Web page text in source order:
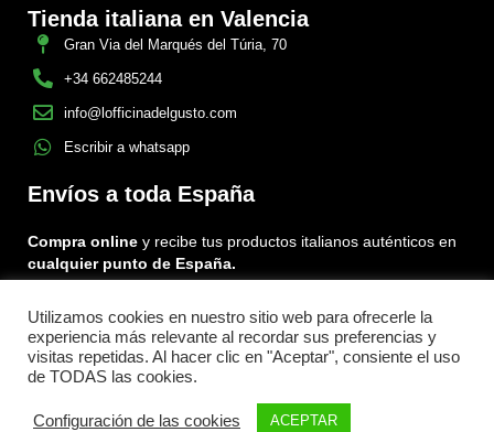
Tienda italiana en Valencia
Gran Via del Marqués del Túria, 70
+34 662485244
info@lofficinadelgusto.com
Escribir a whatsapp
Envíos a toda España
Compra online y recibe tus productos italianos auténticos en
cualquier punto de España.
Encuéntranos en:
FacebookInstagram
Tiktok
Menu
Utilizamos cookies en nuestro sitio web para ofrecerle la
experiencia más relevante al recordar sus preferencias y
visitas repetidas. Al hacer clic en "Aceptar", consiente el uso
de TODAS las cookies.
Configuración de las cookies ACEPTAR